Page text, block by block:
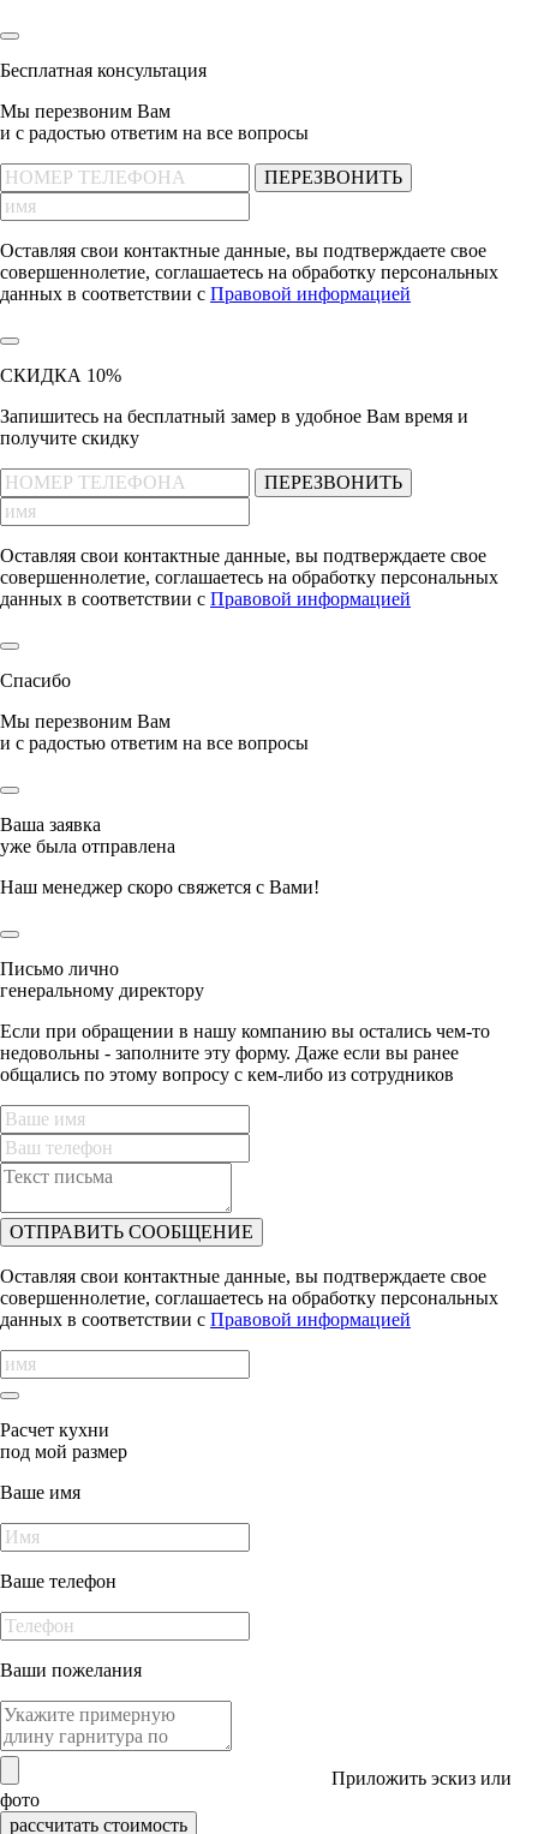
Бесплатная консультация
Мы перезвоним Вам
и с радостью ответим на все вопросы
ПЕРЕЗВОНИТЬ
Оставляя свои контактные данные, вы подтверждаете свое
совершеннолетие, соглашаетесь на обработку персональных
данных в соответствии с Правовой информацией
СКИДКА 10%
Запишитесь на бесплатный замер в удобное Вам время и
получите скидку
ПЕРЕЗВОНИТЬ
Оставляя свои контактные данные, вы подтверждаете свое
совершеннолетие, соглашаетесь на обработку персональных
данных в соответствии с Правовой информацией
Спасибо
Мы перезвоним Вам
и с радостью ответим на все вопросы
Ваша заявка
уже была отправлена
Наш менеджер скоро свяжется с Вами!
Письмо лично
генеральному директору
Если при обращении в нашу компанию вы остались чем-то
недовольны - заполните эту форму. Даже если вы ранее
общались по этому вопросу с кем-либо из сотрудников
ОТПРАВИТЬ СООБЩЕНИЕ
Оставляя свои контактные данные, вы подтверждаете свое
совершеннолетие, соглашаетесь на обработку персональных
данных в соответствии с Правовой информацией
Расчет кухни
под мой размер
Ваше имя
Ваше телефон
Ваши пожелания
Приложить эскиз или
фото
рассчитать стоимость